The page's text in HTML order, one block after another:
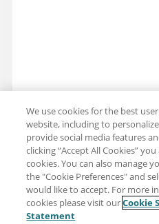
共有: メール ツイッター
We use cookies for the best
website, including to
provide social media features
clicking “Accept All Cookies”
cookies. You can also manage
the "Cookie Preferences" and
would like to accept. For more
cookies please visit ourCookie
Statement